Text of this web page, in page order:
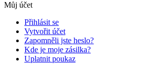
Můj účet
Přihlásit se
Vytvořit účet
Zapomněli jste heslo?
Kde je moje zásilka?
Uplatnit poukaz